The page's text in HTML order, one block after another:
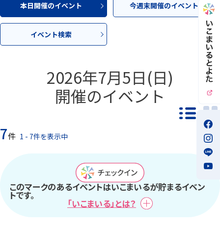
本日開催のイベント 今週末開催のイベント
イベント検索
2026年7月5日(日)
開催のイベント
7件 1 - 7件を表示中
一覧
このマークのあるイベントはいこまいるが貯まるイベン
トです。
「いこまいる」とは？